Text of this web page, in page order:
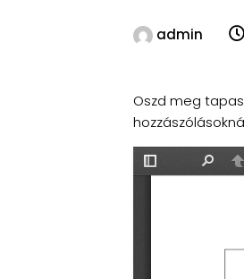
admin
Oszd meg